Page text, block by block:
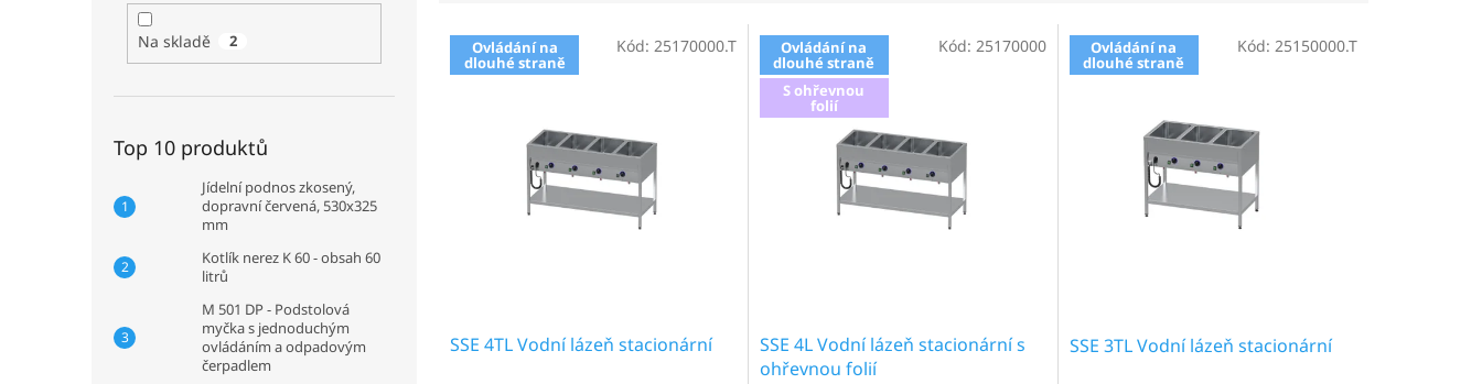
Na skladě 2
Top 10 produktů
Jídelní podnos zkosený,
dopravní červená, 530x325
mm
Kotlík nerez K 60 - obsah 60
litrů
M 501 DP - Podstolová
myčka s jednoduchým
ovládáním a odpadovým
čerpadlem
n
p
V
p
Ovládání na
dlouhé straně
SSE 4TL Vodní lázeň stacionární
Kód: 25170000.T Ovládání na
dlouhé straně
S ohřevnou
folií
SSE 4L Vodní lázeň stacionární s
ohřevnou folií
Kód: 25170000 Ovládání na
dlouhé straně
SSE 3TL Vodní lázeň stacionární
Kód: 25150000.T